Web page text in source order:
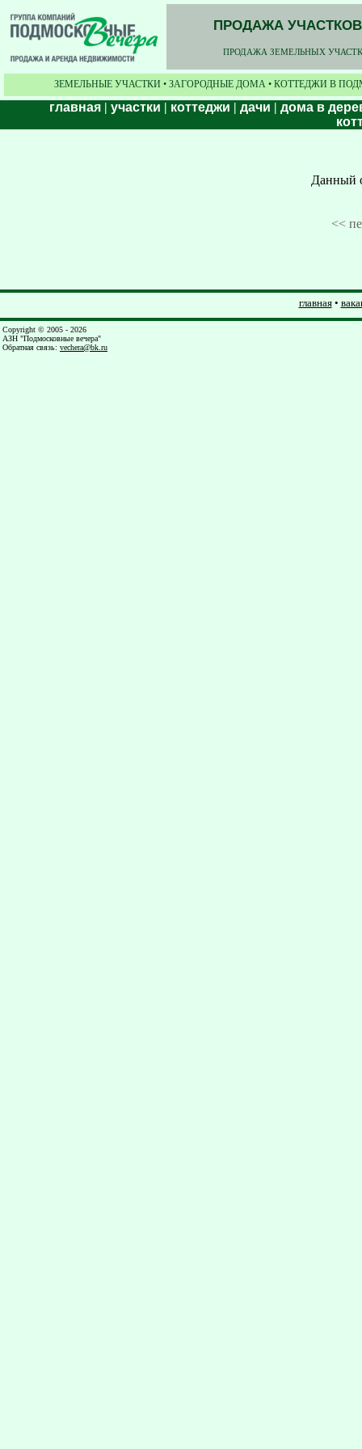
ПРОДАЖА
ПРОДАЖА ЗЕМЕЛЬНЫХ
ЗЕМЕЛЬНЫЕ УЧАСТКИ • ЗАГОРОДНЫЕ ДОМА • КОТТЕДЖИ В
главная | участки | коттеджи | дачи | дома в
Данный
<<
главная•
Copyright © 2005 - 2026
АЗН "Подмосковные вечера"
Обратная связь: vechera@bk.ru